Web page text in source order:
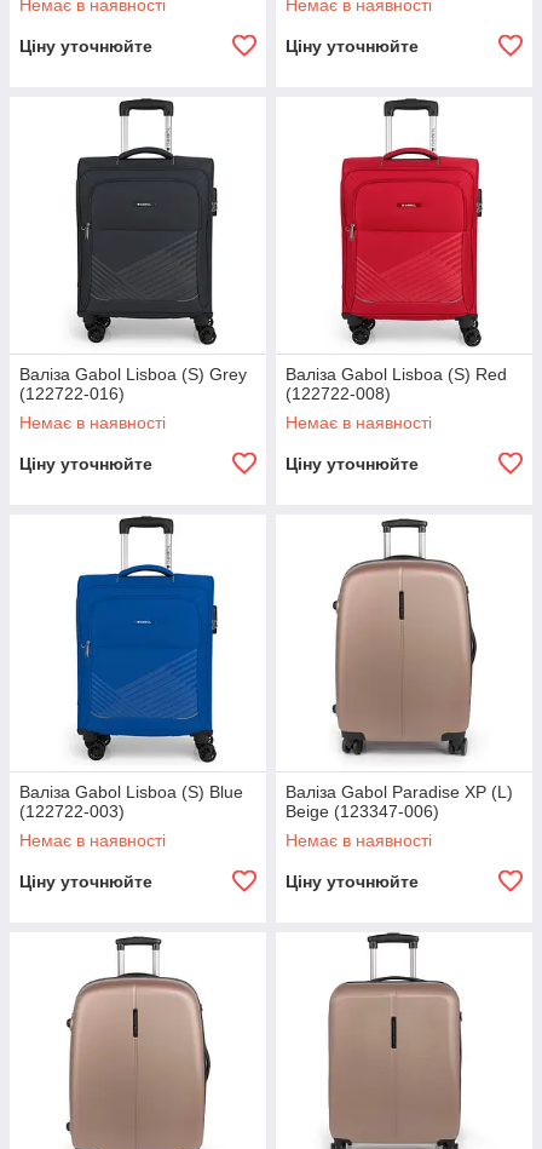
Немає в наявності
Ціну уточнюйте
Немає в наявності
Ціну уточнюйте
Валіза Gabol Lisboa (S) Grey
(122722-016)
Немає в наявності
Ціну уточнюйте
Валіза Gabol Lisboa (S) Red
(122722-008)
Немає в наявності
Ціну уточнюйте
Валіза Gabol Lisboa (S) Blue
(122722-003)
Немає в наявності
Ціну уточнюйте
Валіза Gabol Paradise XP (L)
Beige (123347-006)
Немає в наявності
Ціну уточнюйте